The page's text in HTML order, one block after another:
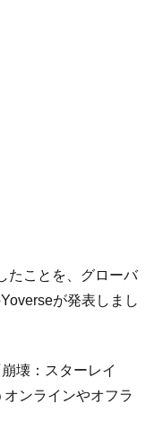
たことを、グローバ
が発表しまし
壊：スターレイ
ンラインやオフラ